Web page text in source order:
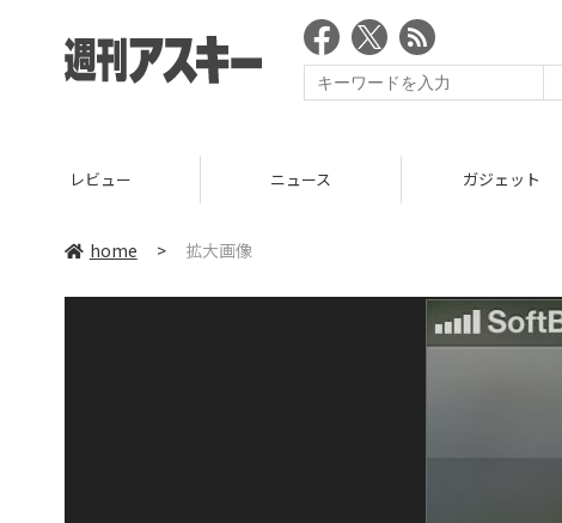
レビュー ニュース ガジェット
home > 拡大画像